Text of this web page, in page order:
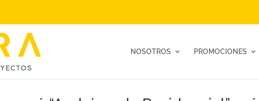
NOSOTROS PROMOCIONES